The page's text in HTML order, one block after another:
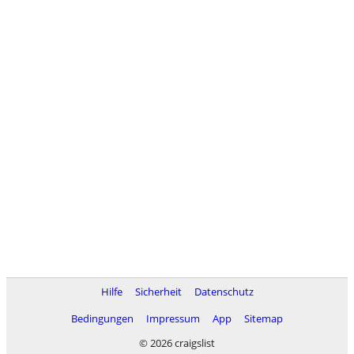
Hilfe Sicherheit
Datenschutz
Bedingungen
Impressum App
Sitemap
© 2026 craigslist